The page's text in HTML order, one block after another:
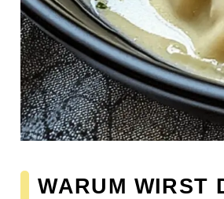
WARUM WIRST